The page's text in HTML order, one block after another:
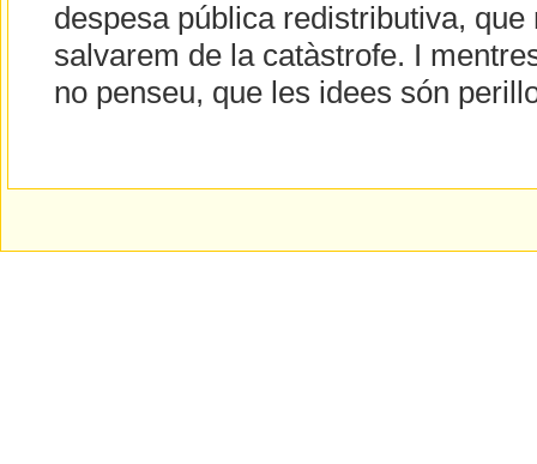
despesa pública redistributiva, que
salvarem de la catàstrofe. I
no penseu, que les idees són